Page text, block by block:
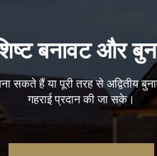
बनावट और
सकते हैं या पूरी तरह से अद्वितीय
गहराई प्रदान की जा सके।